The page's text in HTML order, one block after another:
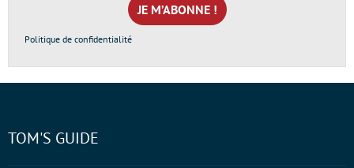
*
Politique de confidentialité
TOM'S GUIDE